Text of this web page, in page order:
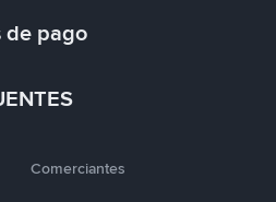
de pago
Comerciantes